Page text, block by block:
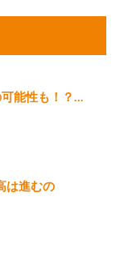
能性も！？…
は進むの